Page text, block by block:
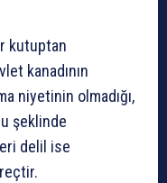
kutuptan
kanadının
niyetinin olmadığı,
şeklinde
delil ise